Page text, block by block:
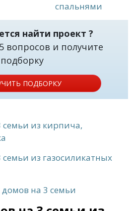
спальнями
найти проект ?
вопросов и получите
подборку
ПОДБОРКУ
из кирпича,
из газосиликатных
на 3 семьи